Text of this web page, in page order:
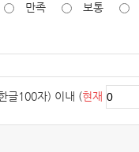
만족 보통
글100자) 이내 (현재